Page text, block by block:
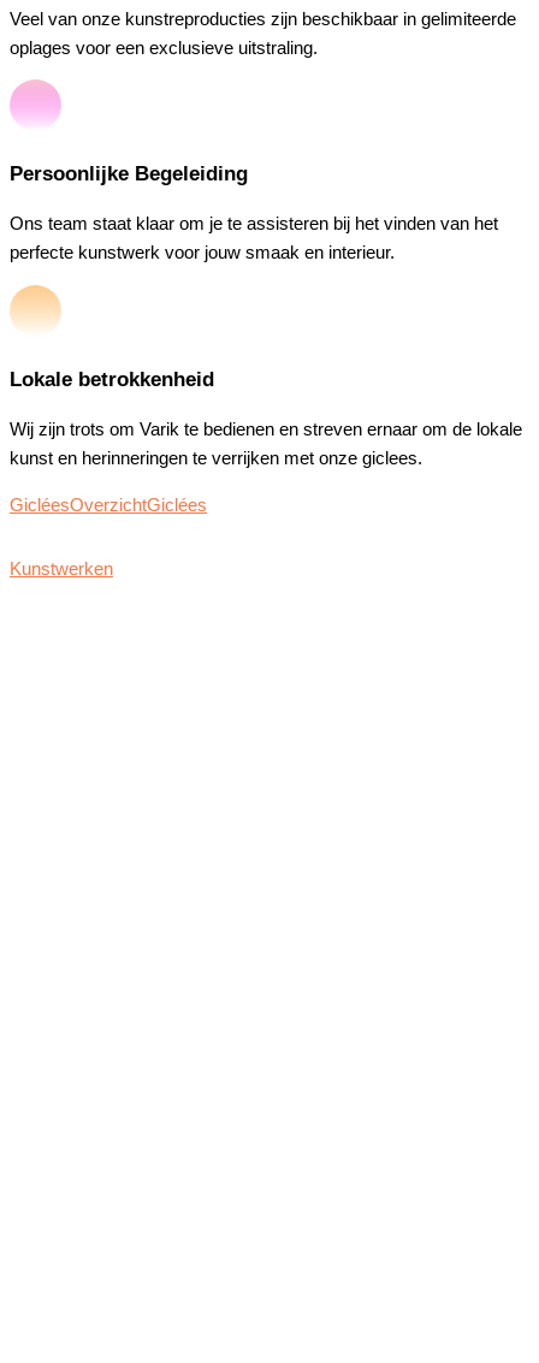
Veel van onze kunstreproducties zijn beschikbaar in gelimiteerde
oplages voor een exclusieve uitstraling.
Persoonlijke Begeleiding
Ons team staat klaar om je te assisteren bij het vinden van het
perfecte kunstwerk voor jouw smaak en interieur.
Lokale betrokkenheid
Wij zijn trots om Varik te bedienen en streven ernaar om de lokale
kunst en herinneringen te verrijken met onze giclees.
GicléesOverzichtGiclées
Kunstwerken